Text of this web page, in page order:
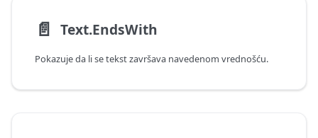
📄️ Text.EndsWith
Pokazuje da li se tekst završava navedenom vrednošću.